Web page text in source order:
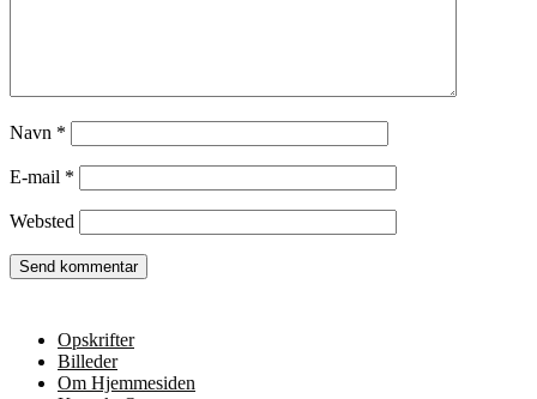
Navn *
E-mail *
Websted
Opskrifter
Billeder
Om Hjemmesiden